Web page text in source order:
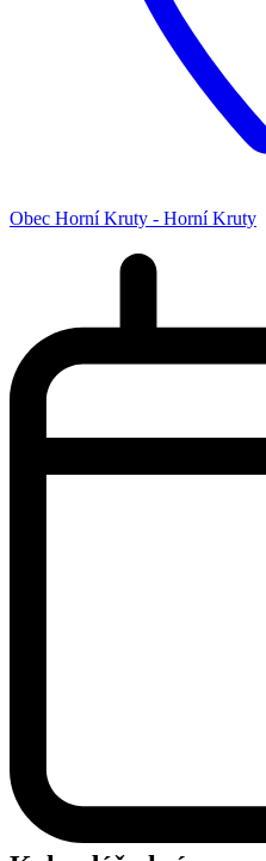
Obec Horní Kruty - Horní Kruty